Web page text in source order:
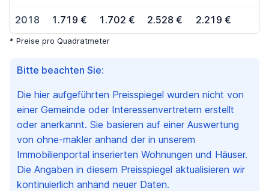
Bitte beachten Sie:
Die hier aufgeführten Preisspiegel wurden nicht von
einer Gemeinde oder Interessenvertretern erstellt
oder anerkannt. Sie basieren auf einer Auswertung
von ohne-makler anhand der in unserem
Immobilienportal inserierten Wohnungen und Häuser.
Die Angaben in diesem Preisspiegel aktualisieren wir
kontinuierlich anhand neuer Daten.
2018 1.719 € 1.702 € 2.528 € 2.219 €
* Preise pro Quadratmeter